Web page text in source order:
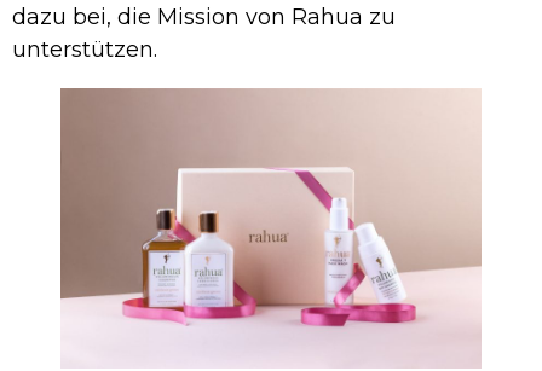
dazu bei, die Mission von Rahua zu
unterstützen.